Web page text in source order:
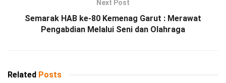
Next Post
Semarak HAB ke-80 Kemenag Garut : Merawat
Pengabdian Melalui Seni dan Olahraga
Related Posts